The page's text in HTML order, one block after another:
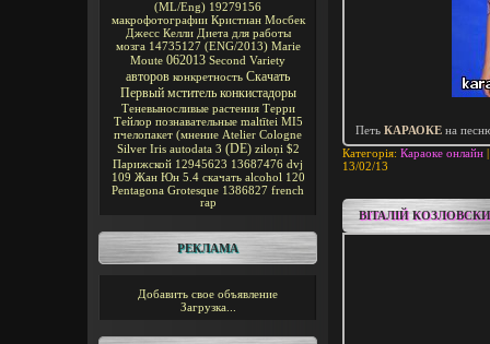
(ML/Eng) 19279156
макрофотографии Кристиан Мосбек
Джесс Келли Диета для работы
мозга 14735127 (ENG/2013) Marie
Moute 062013 Second Variety
авторов конкретность Скачать
Первый мститель конкистадоры
Теневыносливые растения Терри
Тейлор познавательные maltītei MI5
пчелопакет (мнение Atelier Cologne
Silver Iris autodata 3 (DE) ziloņi $2
Парижской 12945623 13687476 dvj
109 Жан Юн 5.4 скачать alcohol 120
Pentagona Grotesque 1386827 french
rap
РЕКЛАМА
Добавить свое объявление
Загрузка...
Петь КАРАОКЕ на
Категорія: Караоке онлайн
13/02/13
ВІТАЛІЙ